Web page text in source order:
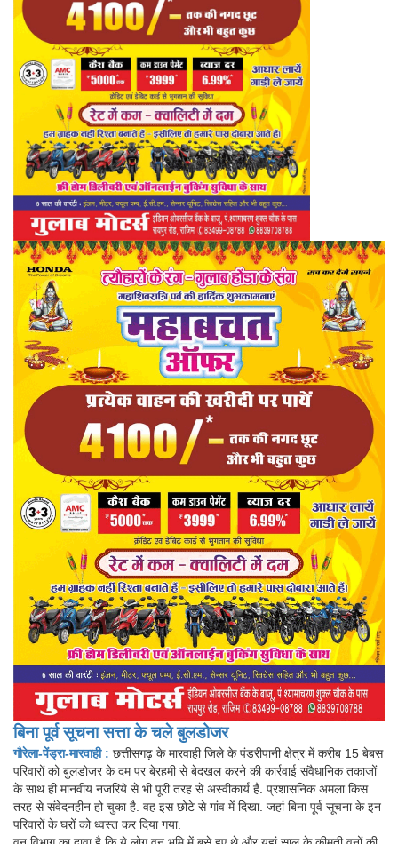
बिना पूर्व सूचना सत्ता के चले बुलडोजर
गौरेला-पेंड्रा-मारवाही : छत्तीसगढ़ के मारवाही जिले के पंडरीपानी क्षेत्र में करीब 15 बेबस
परिवारों को बुलडोजर के दम पर बेरहमी से बेदखल करने की कार्रवाई संवैधानिक तकाजों
के साथ ही मानवीय नजरिये से भी पूरी तरह से अस्वीकार्य है. प्रशासनिक अमला किस
तरह से संवेदनहीन हो चुका है. वह इस छोटे से गांव में दिखा. जहां बिना पूर्व सूचना के इन
परिवारों के घरों को ध्वस्त कर दिया गया.